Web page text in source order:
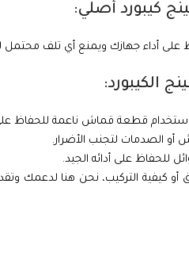
كيبورد أصلي:
على أداء جهازك ويمنع أي تلف محتمل
الكيبورد:
باستخدام قطعة قماش ناعمة للحفاظ
الصدمات لتجنب الأضرار.
للحفاظ على أدائه الجيد.
كيفية التركيب، نحن هنا لدعمك